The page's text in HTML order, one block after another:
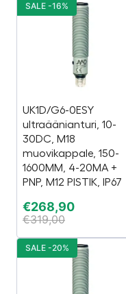
UK1D/G6-0ESY
ultraäänianturi, 10-
30DC, M18
muovikappale, 150-
1600MM, 4-20MA +
PNP, M12 PISTIK, IP67
€268,90
€319,00
SALE -16%
SALE -20%